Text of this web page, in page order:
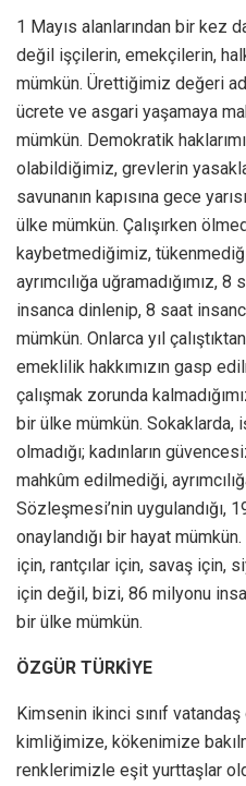
1 Mayıs alanlarından bir kez
değil işçilerin, emekçilerin,
mümkün. Ürettiğimiz değeri
ücrete ve asgari yaşamaya
mümkün. Demokratik
olabildiğimiz, grevlerin
savunanın kapısına gece
ülke mümkün. Çalışırken
kaybetmediğimiz,
ayrımcılığa uğramadığımız,
insanca dinlenip, 8 saat
mümkün. Onlarca yıl
emeklilik hakkımızın gasp
çalışmak zorunda
bir ülke mümkün.
olmadığı; kadınların
mahkûm edilmediği,
Sözleşmesi’nin uygulandığı,
onaylandığı bir hayat
için, rantçılar için, savaş için,
için değil, bizi, 86 milyonu
bir ülke mümkün.
ÖZGÜR TÜRKİYE
Kimsenin ikinci sınıf vatandaş
kimliğimize, kökenimize
renklerimizle eşit yurttaşlar